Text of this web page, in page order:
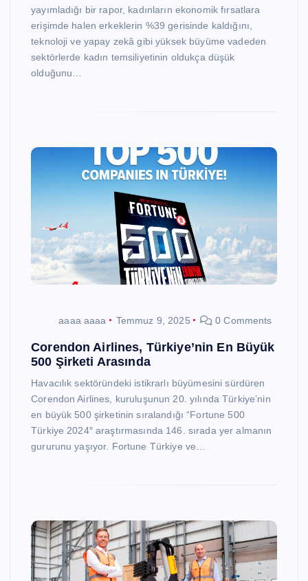
yayımladığı bir rapor, kadınların ekonomik fırsatlara
erişimde halen erkeklerin %39 gerisinde kaldığını,
teknoloji ve yapay zekâ gibi yüksek büyüme vadeden
sektörlerde kadın temsiliyetinin oldukça düşük
olduğunu…
aaaa aaaa Temmuz 9, 2025 0 Comments
Corendon Airlines, Türkiye’nin En Büyük
500 Şirketi Arasında
Havacılık sektöründeki istikrarlı büyümesini sürdüren
Corendon Airlines, kuruluşunun 20. yılında Türkiye’nin
en büyük 500 şirketinin sıralandığı “Fortune 500
Türkiye 2024″ araştırmasında 146. sırada yer almanın
gururunu yaşıyor. Fortune Türkiye ve…